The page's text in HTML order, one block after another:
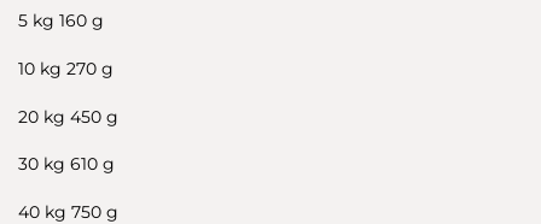
5 kg 160 g
10 kg 270 g
20 kg 450 g
30 kg 610 g
40 kg 750 g